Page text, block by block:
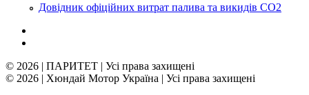
Довідник офіційних витрат палива та викидів СО2
© 2026 | ПАРИТЕТ | Усі права захищені
© 2026 | Хюндай Мотор Україна | Усі права захищені